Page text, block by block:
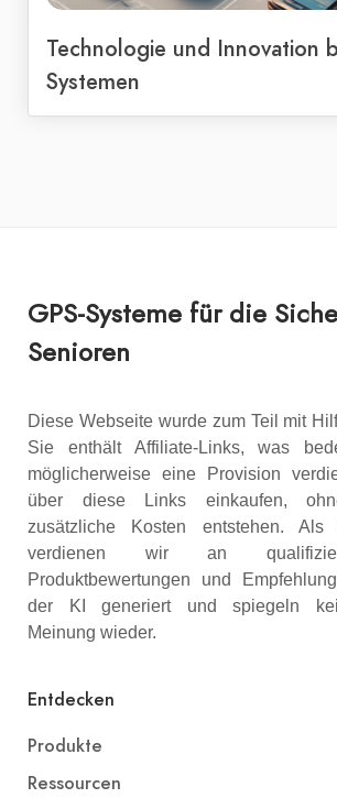
Technologie und Innovation
Systemen
GPS-Systeme für die
Senioren
Diese Webseite wurde zum Teil mit
Sie enthält Affiliate-Links, was
möglicherweise eine Provision
über diese Links einkaufen,
zusätzliche Kosten entstehen. Als
verdienen wir an
Produktbewertungen und
der KI generiert und spiegeln
Meinung wieder.
Entdecken
Produkte
Ressourcen